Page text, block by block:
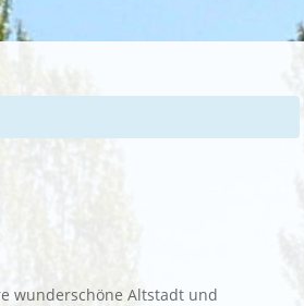
wunderschöne Altstadt und